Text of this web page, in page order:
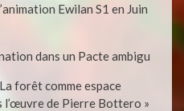
Ewilan S1 en Juin
dans un Pacte ambigu
forêt comme espace
l’œuvre de Pierre Bottero »